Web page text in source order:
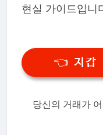
현실 가이드입니
👈 지갑
당신의 거래가